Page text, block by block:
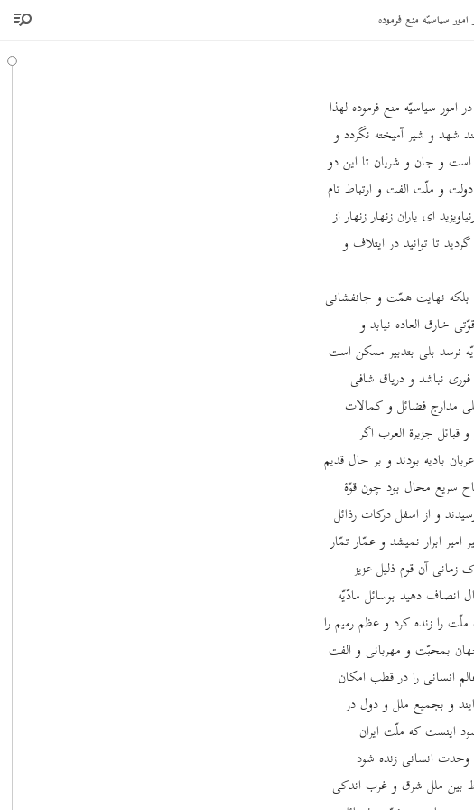
سیاسیّه منع فرموده
سیاسیّه منع فرموده لهذا
شهد و شیر آمیخته نگردد و
و جان و شریان تا این دو
و ملّت الفت و ارتباط تام
ای یاران زنهار زنهار از
تا توانید در ایتلاف و
بلکه نهایت همّت و جانفشانی
خارق ‌العاده نیابد و
نرسد بلی بتدبیر ممکن است
نباشد و دریاق شافی
مدارج فضائل و کمالات
قبائل جزیرة‌ العرب اگر
بادیه بودند و بر حال قدیم
سریع محال بود چون قوّۀ
و از اسفل درکات رذائل
ابرار نمیشد و عمّار تمّار
زمانی آن قوم ذلیل عزیز
دهید بوسائل مادّیّه
را زنده کرد و عظم رمیم را
بمحبّت و مهربانی و الفت
انسانی را در قطب امکان
و بجمیع ملل و دول در
اینست که ملّت ایران
انسانی زنده شود
بین ملل شرق و غرب اندکی